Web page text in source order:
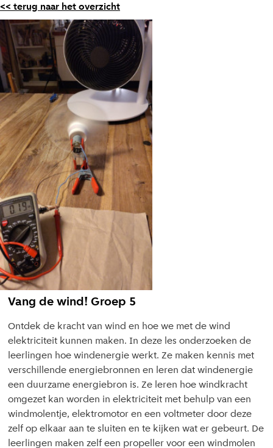
<< terug naar het overzicht
Vang de wind! Groep 5
Ontdek de kracht van wind en hoe we met de wind
elektriciteit kunnen maken. In deze les onderzoeken de
leerlingen hoe windenergie werkt. Ze maken kennis met
verschillende energiebronnen en leren dat windenergie
een duurzame energiebron is. Ze leren hoe windkracht
omgezet kan worden in elektriciteit met behulp van een
windmolentje, elektromotor en een voltmeter door deze
zelf op elkaar aan te sluiten en te kijken wat er gebeurt. De
leerlingen maken zelf een propeller voor een windmolen